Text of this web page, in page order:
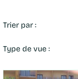
Trier par :
Type de vue :